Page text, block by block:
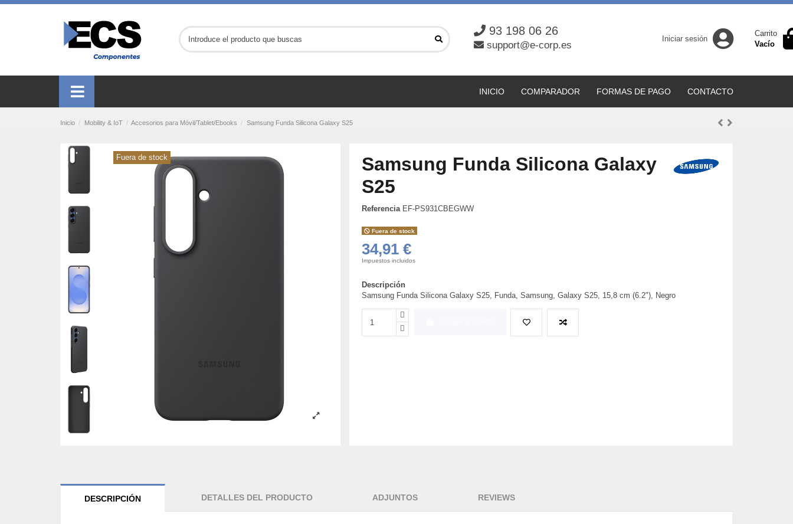
93 198 06 26
support@e-corp.es
Iniciar sesión
Carrito
Vacío
CONTACTO
FORMAS DE PAGO
COMPARADOR
INICIO
Inicio Mobility & IoT Accesorios para Móvil/Tablet/Ebooks Samsung Funda Silicona Galaxy S25
Fuera de stock
Samsung Funda Silicona Galaxy
S25
Referencia EF-PS931CBEGWW
Fuera de stock
34,91 €
Impuestos incluidos
Descripción
Samsung Funda Silicona Galaxy S25, Funda, Samsung, Galaxy S25, 15,8 cm (6.2"), Negro
DESCRIPCIÓN DETALLES DEL PRODUCTO ADJUNTOS REVIEWS